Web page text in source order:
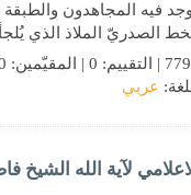
فيه المجاهدون والطبقة
الصدريّ الملاذ الذي يُلجأ
عربي
لآية الله الشيخ